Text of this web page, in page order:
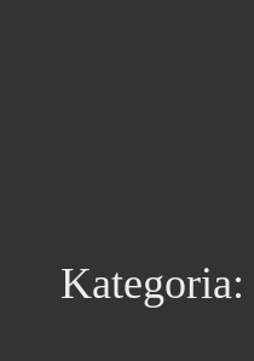
Kategoria: